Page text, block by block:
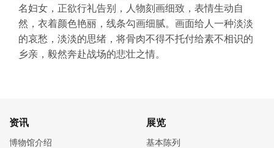
名妇女，正欲行礼告别，人物刻画细致，表情生动自
然，衣着颜色艳丽，线条勾画细腻。画面给人一种淡淡
的哀愁，淡淡的思绪，将骨肉不得不托付给素不相识的
乡亲，毅然奔赴战场的悲壮之情。
资讯
博物馆介绍
展览
基本陈列